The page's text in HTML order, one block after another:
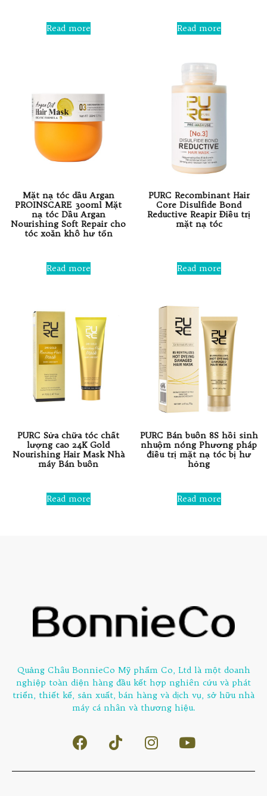
0
out
Read more
out
of
5
Read more
Mặt nạ tóc dầu Argan
PROINSCARE 300ml Mặt
nạ tóc Dầu Argan
Nourishing Soft Repair cho
tóc xoăn khô hư tổn
0
out
Read more
PURC Recombinant Hair
Core Disulfide Bond
Reductive Reapir Điều trị
mặt nạ tóc
out
of
5
Read more
PURC Sửa chữa tóc chất
lượng cao 24K Gold
Nourishing Hair Mask Nhà
máy Bán buôn
0
out
Read more
PURC Bán buôn 8S hồi sinh
nhuộm nóng Phương pháp
điều trị mặt nạ tóc bị hư
hỏng
0
out
Read more
Quảng Châu BonnieCo Mỹ phẩm Co, Ltd là một doanh
nghiệp toàn diện hàng đầu kết hợp nghiên cứu và phát
triển, thiết kế, sản xuất, bán hàng và dịch vụ, sở hữu nhà
máy cá nhân và thương hiệu.